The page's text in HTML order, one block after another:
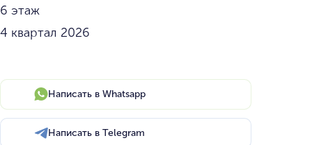
6 этаж
4 квартал 2026
Написать в Whatsapp
Написать в Telegram